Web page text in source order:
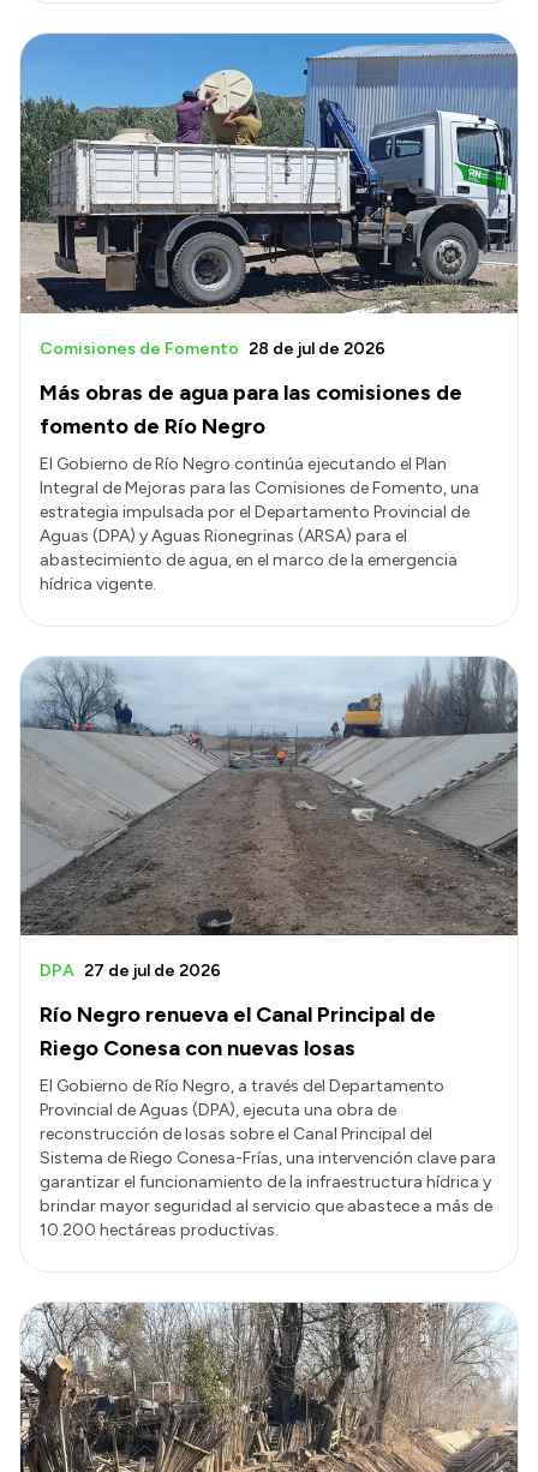
Más obras de agua para las comisiones de
fomento de Río Negro
Comisiones de Fomento 28 de jul de 2026
El Gobierno de Río Negro continúa ejecutando el Plan
Integral de Mejoras para las Comisiones de Fomento, una
estrategia impulsada por el Departamento Provincial de
Aguas (DPA) y Aguas Rionegrinas (ARSA) para el
abastecimiento de agua, en el marco de la emergencia
hídrica vigente.
Río Negro renueva el Canal Principal de
Riego Conesa con nuevas losas
DPA 27 de jul de 2026
El Gobierno de Río Negro, a través del Departamento
Provincial de Aguas (DPA), ejecuta una obra de
reconstrucción de losas sobre el Canal Principal del
Sistema de Riego Conesa-Frías, una intervención clave para
garantizar el funcionamiento de la infraestructura hídrica y
brindar mayor seguridad al servicio que abastece a más de
10.200 hectáreas productivas.